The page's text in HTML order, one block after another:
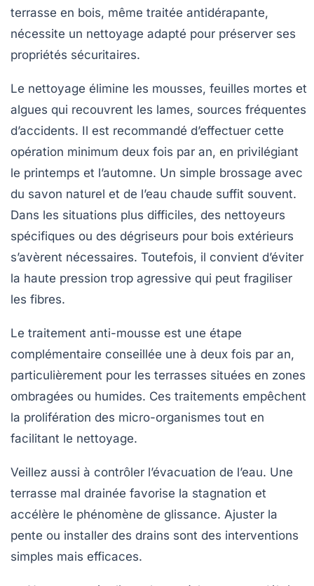
terrasse en bois, même traitée antidérapante,
nécessite un nettoyage adapté pour préserver ses
propriétés sécuritaires.
Le nettoyage élimine les mousses, feuilles mortes et
algues qui recouvrent les lames, sources fréquentes
d’accidents. Il est recommandé d’effectuer cette
opération minimum deux fois par an, en privilégiant
le printemps et l’automne. Un simple brossage avec
du savon naturel et de l’eau chaude suffit souvent.
Dans les situations plus difficiles, des nettoyeurs
spécifiques ou des dégriseurs pour bois extérieurs
s’avèrent nécessaires. Toutefois, il convient d’éviter
la haute pression trop agressive qui peut fragiliser
les fibres.
Le traitement anti-mousse est une étape
complémentaire conseillée une à deux fois par an,
particulièrement pour les terrasses situées en zones
ombragées ou humides. Ces traitements empêchent
la prolifération des micro-organismes tout en
facilitant le nettoyage.
Veillez aussi à contrôler l’évacuation de l’eau. Une
terrasse mal drainée favorise la stagnation et
accélère le phénomène de glissance. Ajuster la
pente ou installer des drains sont des interventions
simples mais efficaces.